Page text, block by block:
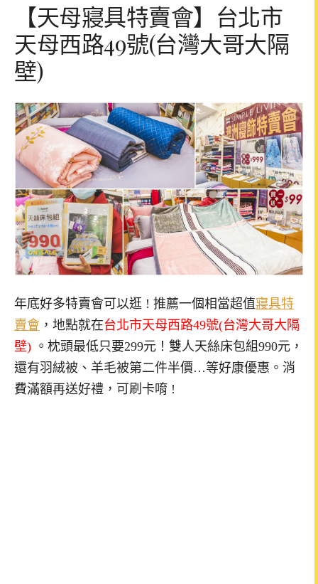
【天母寢具特賣會】台北市
天母西路49號(台灣大哥大隔
壁)
年底好多特賣會可以逛 ! 推薦一個相當超值寢具特
賣會 ，地點就在台北市天母西路49號(台灣大哥大隔
壁) 。枕頭最低只要299元！雙人天絲床包組990元，
還有羽絨被、羊毛被第二件半價…等好康優惠。消
費滿額再送好禮，可刷卡唷 !